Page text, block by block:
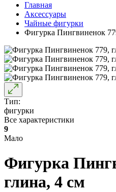
Главная
Аксессуары
Чайные фигурки
Фигурка Пингвиненок
Тип:
фигурки
Все характеристики
9
Мало
Фигурка
глина, 4 см